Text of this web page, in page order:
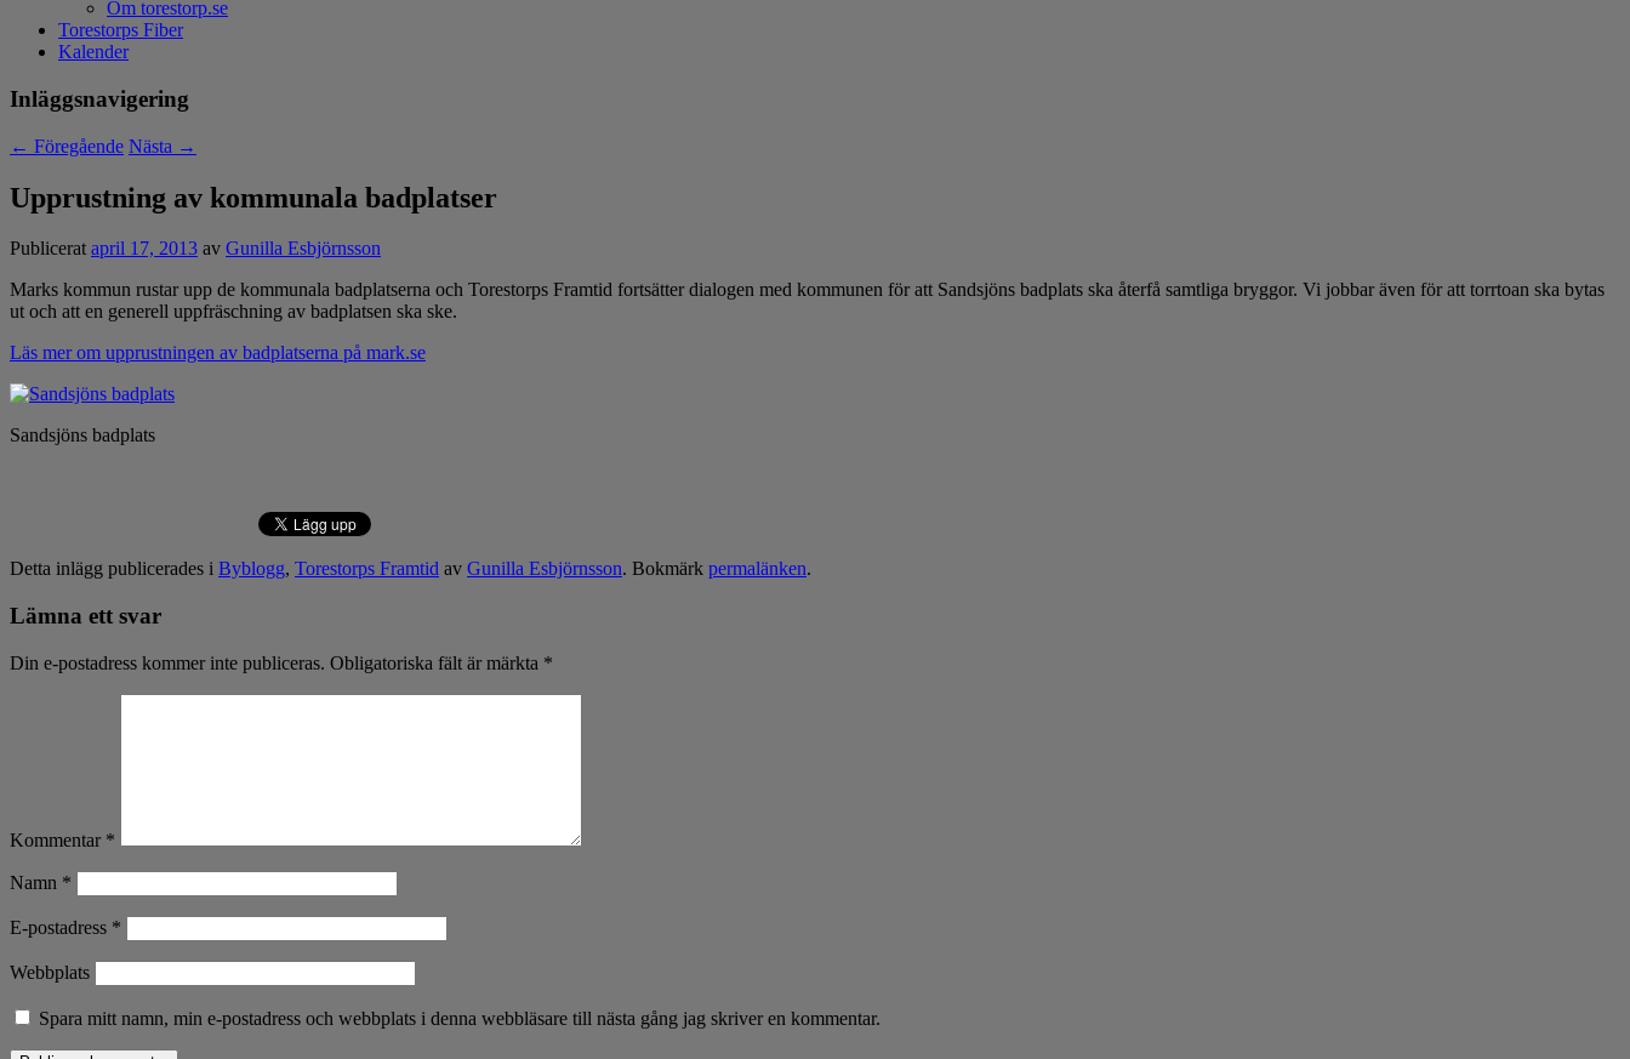
Om torestorp.se
Torestorps Fiber
Kalender
Inläggsnavigering
← Föregående Nästa →
Upprustning av kommunala badplatser
Publiceratapril 17, 2013 av Gunilla Esbjörnsson
Marks kommun rustar upp de kommunala badplatserna och Torestorps Framtid fortsätter dialogen med kommunen för att Sandsjöns badplats ska återfå samtliga bryggor. Vi jobbar även för att torrtoan ska bytas
ut och att en generell uppfräschning av badplatsen ska ske.
Läs mer om upprustningen av badplatserna på mark.se
Sandsjöns badplats
Detta inlägg publicerades i Byblogg, Torestorps Framtid av Gunilla Esbjörnsson. Bokmärk permalänken.
Lämna ett svar
Din e-postadress kommer inte publiceras. Obligatoriska fält är märkta *
Kommentar *
Namn *
E-postadress *
Webbplats
Spara mitt namn, min e-postadress och webbplats i denna webbläsare till nästa gång jag skriver en kommentar.